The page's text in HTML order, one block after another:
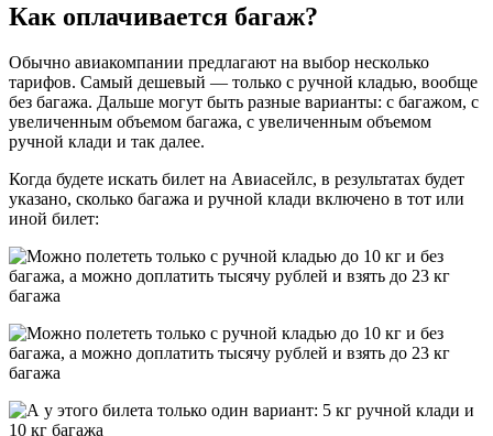
Как оплачивается багаж?
Обычно авиакомпании предлагают на выбор несколько
тарифов. Самый дешевый — только с ручной кладью, вообще
без багажа. Дальше могут быть разные варианты: с багажом, с
увеличенным объемом багажа, с увеличенным объемом
ручной клади и так далее.
Когда будете искать билет на Авиасейлс, в результатах будет
указано, сколько багажа и ручной клади включено в тот или
иной билет: